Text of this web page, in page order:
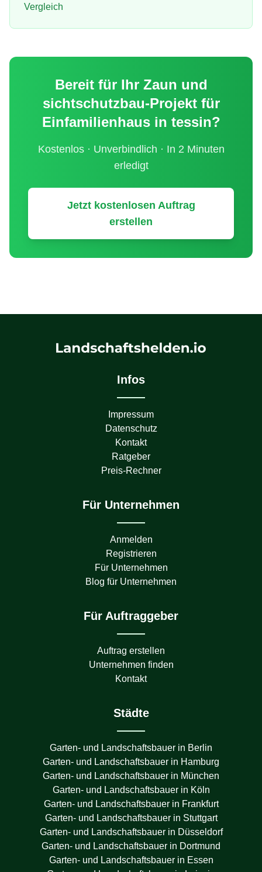
Vergleich
Bereit für Ihr Zaun und
sichtschutzbau-Projekt für
Einfamilienhaus in tessin?
Kostenlos · Unverbindlich · In 2 Minuten
erledigt
Jetzt kostenlosen Auftrag
erstellen
Infos
Impressum
Datenschutz
Kontakt
Ratgeber
Preis-Rechner
Für Unternehmen
Anmelden
Registrieren
Für Unternehmen
Blog für Unternehmen
Für Auftraggeber
Auftrag erstellen
Unternehmen finden
Kontakt
Städte
Garten- und Landschaftsbauer in Berlin
Garten- und Landschaftsbauer in Hamburg
Garten- und Landschaftsbauer in München
Garten- und Landschaftsbauer in Köln
Garten- und Landschaftsbauer in Frankfurt
Garten- und Landschaftsbauer in Stuttgart
Garten- und Landschaftsbauer in Düsseldorf
Garten- und Landschaftsbauer in Dortmund
Garten- und Landschaftsbauer in Essen